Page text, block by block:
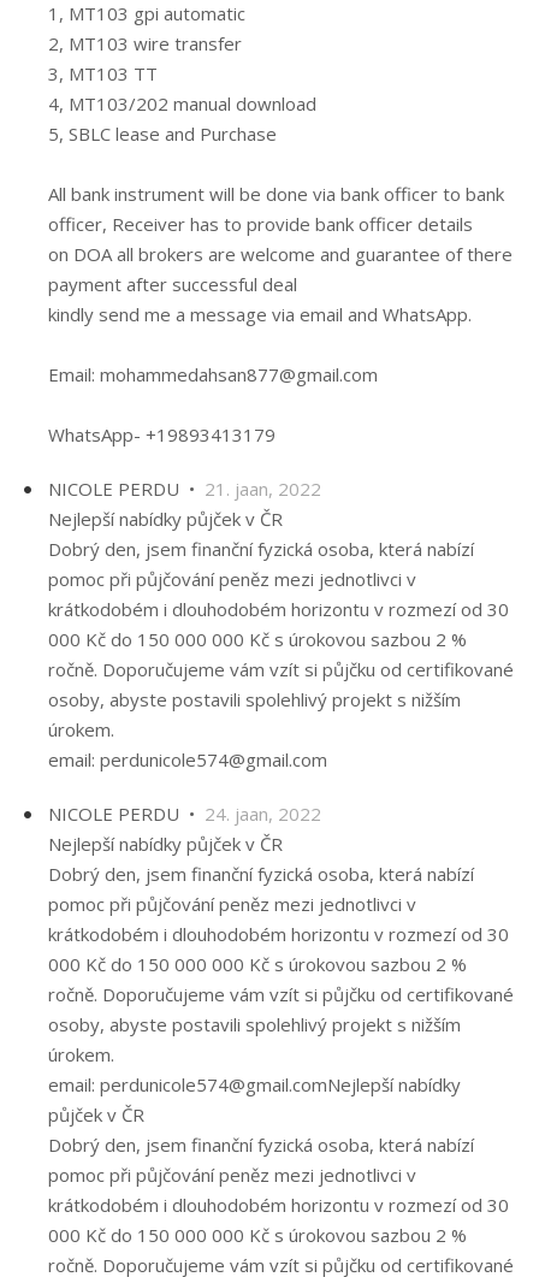
1, MT103 gpi automatic
2, MT103 wire transfer
3, MT103 TT
4, MT103/202 manual download
5, SBLC lease and Purchase
All bank instrument will be done via bank officer to bank
officer, Receiver has to provide bank officer details
on DOA all brokers are welcome and guarantee of there
payment after successful deal
kindly send me a message via email and WhatsApp.
Email: mohammedahsan877@gmail.com
WhatsApp- +19893413179
NICOLE PERDU • 21. jaan, 2022
Nejlepší nabídky půjček v ČR
Dobrý den, jsem finanční fyzická osoba, která nabízí
pomoc při půjčování peněz mezi jednotlivci v
krátkodobém i dlouhodobém horizontu v rozmezí od 30
000 Kč do 150 000 000 Kč s úrokovou sazbou 2 %
ročně. Doporučujeme vám vzít si půjčku od certifikované
osoby, abyste postavili spolehlivý projekt s nižším
úrokem.
email: perdunicole574@gmail.com
NICOLE PERDU • 24. jaan, 2022
Nejlepší nabídky půjček v ČR
Dobrý den, jsem finanční fyzická osoba, která nabízí
pomoc při půjčování peněz mezi jednotlivci v
krátkodobém i dlouhodobém horizontu v rozmezí od 30
000 Kč do 150 000 000 Kč s úrokovou sazbou 2 %
ročně. Doporučujeme vám vzít si půjčku od certifikované
osoby, abyste postavili spolehlivý projekt s nižším
úrokem.
email: perdunicole574@gmail.comNejlepší nabídky
půjček v ČR
Dobrý den, jsem finanční fyzická osoba, která nabízí
pomoc při půjčování peněz mezi jednotlivci v
krátkodobém i dlouhodobém horizontu v rozmezí od 30
000 Kč do 150 000 000 Kč s úrokovou sazbou 2 %
ročně. Doporučujeme vám vzít si půjčku od certifikované